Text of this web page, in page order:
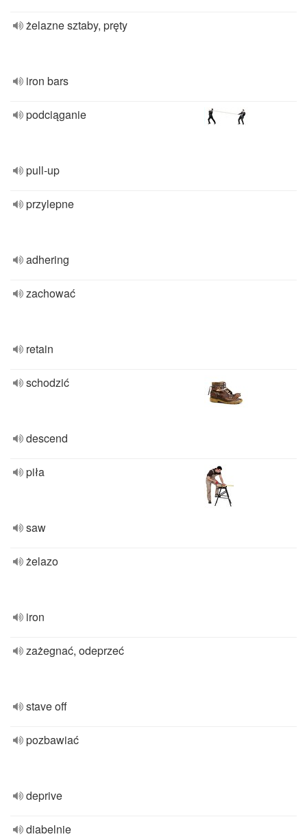
żelazne sztaby, pręty
iron bars
podciąganie
pull-up
przylepne
adhering
zachować
retain
schodzić
descend
piła
saw
żelazo
iron
zażegnać, odeprzeć
stave off
pozbawiać
deprive
diabelnie